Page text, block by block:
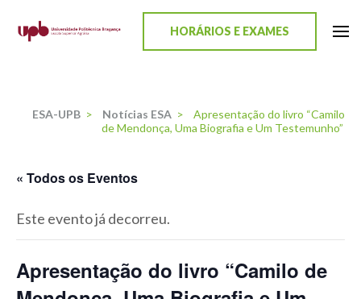
HORÁRIOS E EXAMES
ESA-UPB > Notícias ESA >
Apresentação do livro “Camilo
de Mendonça, Uma Biografia e Um Testemunho”
« Todos os Eventos
Este evento já decorreu.
Apresentação do livro “Camilo de